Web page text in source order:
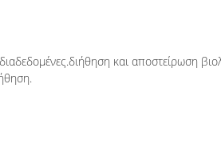
και αποστείρωση